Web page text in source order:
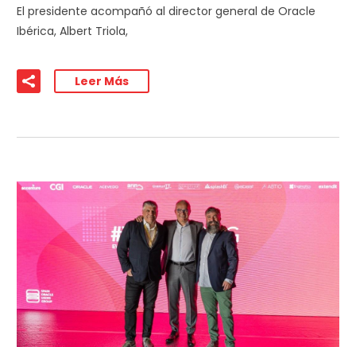
El presidente acompañó al director general de Oracle
Ibérica, Albert Triola,
Leer Más